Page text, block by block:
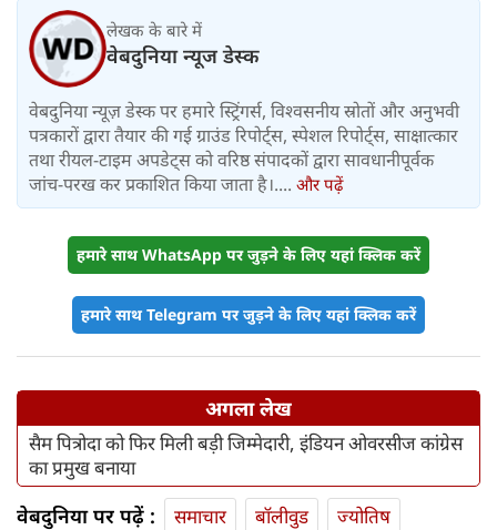
लेखक के बारे में
वेबदुनिया न्यूज डेस्क
वेबदुनिया न्यूज़ डेस्क पर हमारे स्ट्रिंगर्स, विश्वसनीय स्रोतों और अनुभवी
पत्रकारों द्वारा तैयार की गई ग्राउंड रिपोर्ट्स, स्पेशल रिपोर्ट्स, साक्षात्कार
तथा रीयल-टाइम अपडेट्स को वरिष्ठ संपादकों द्वारा सावधानीपूर्वक
जांच-परख कर प्रकाशित किया जाता है।.... और पढ़ें
हमारे साथ WhatsApp पर जुड़ने के लिए यहां क्लिक करें
हमारे साथ Telegram पर जुड़ने के लिए यहां क्लिक करें
अगला लेख
सैम पित्रोदा को फिर मिली बड़ी जिम्‍मेदारी, इंडियन ओवरसीज कांग्रेस
का प्रमुख बनाया
वेबदुनिया पर पढ़ें : समाचार बॉलीवुड
ज्योतिष